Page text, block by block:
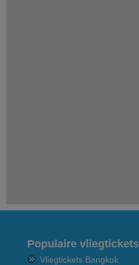
Populaire vliegtickets
Vliegtickets Bangkok